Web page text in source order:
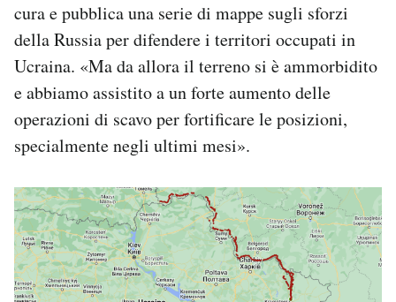
cura e pubblica una serie di mappe sugli sforzi
della Russia per difendere i territori occupati in
Ucraina. «Ma da allora il terreno si è ammorbidito
e abbiamo assistito a un forte aumento delle
operazioni di scavo per fortificare le posizioni,
specialmente negli ultimi mesi».